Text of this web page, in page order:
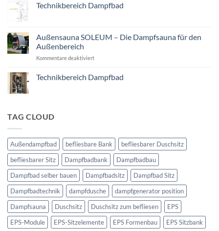
selber
Technikbereich Dampfbad
Technikbereich
Dampfbad
Außensauna SOLEUM – Die Dampfsauna für den
Außenbereich
Kommentare deaktiviertfür
SOLEUM
Technikbereich Dampfbad
TAG CLOUD
Außendampfbad befliesbare Bank
befliesbarer Duschsitz
befliesbarer Sitz
Dampfbadbank
Dampfbadbau
Dampfbad selber bauen
Dampfbadsitz
Dampfbad Sitz
Dampfbadtechnik
dampfdusche
dampfgenerator position
Dampfsauna
Duschsitz Duschsitz zum befliesen
EPS
EPS-Module
EPS-Sitzelemente EPS Formenbau EPS Sitzbank